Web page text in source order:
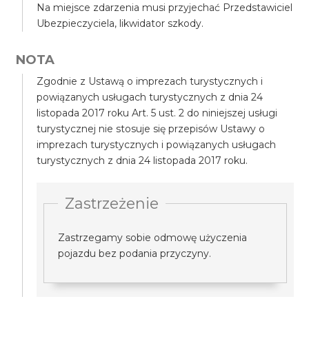
Na miejsce zdarzenia musi przyjechać Przedstawiciel
Ubezpieczyciela, likwidator szkody.
NOTA
Zgodnie z Ustawą o imprezach turystycznych i
powiązanych usługach turystycznych z dnia 24
listopada 2017 roku Art. 5 ust. 2 do niniejszej usługi
turystycznej nie stosuje się przepisów Ustawy o
imprezach turystycznych i powiązanych usługach
turystycznych z dnia 24 listopada 2017 roku.
Zastrzeżenie
Zastrzegamy sobie odmowę użyczenia
pojazdu bez podania przyczyny.